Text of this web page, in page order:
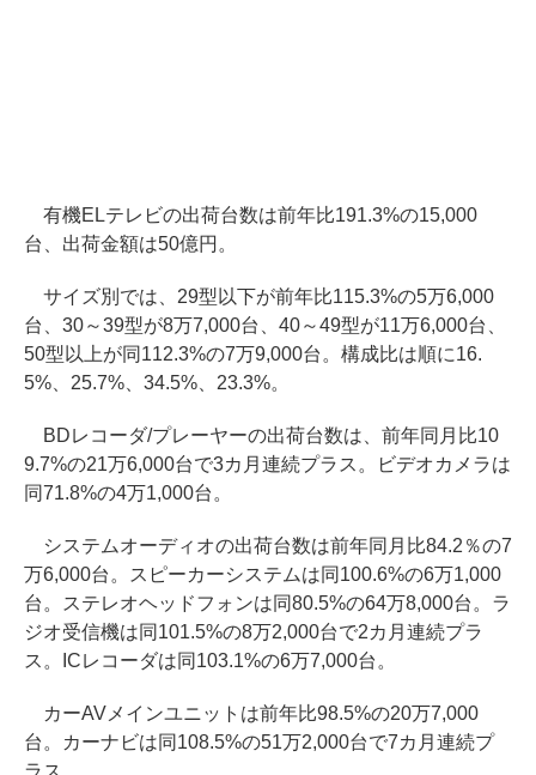
有機ELテレビの出荷台数は前年比191.3%の15,000
台、出荷金額は50億円。
サイズ別では、29型以下が前年比115.3%の5万6,000
台、30～39型が8万7,000台、40～49型が11万6,000台、
50型以上が同112.3%の7万9,000台。構成比は順に16.
5%、25.7%、34.5%、23.3%。
BDレコーダ/プレーヤーの出荷台数は、前年同月比10
9.7%の21万6,000台で3カ月連続プラス。ビデオカメラは
同71.8%の4万1,000台。
システムオーディオの出荷台数は前年同月比84.2％の7
万6,000台。スピーカーシステムは同100.6%の6万1,000
台。ステレオヘッドフォンは同80.5%の64万8,000台。ラ
ジオ受信機は同101.5%の8万2,000台で2カ月連続プラ
ス。ICレコーダは同103.1%の6万7,000台。
カーAVメインユニットは前年比98.5%の20万7,000
台。カーナビは同108.5%の51万2,000台で7カ月連続プ
ラス。